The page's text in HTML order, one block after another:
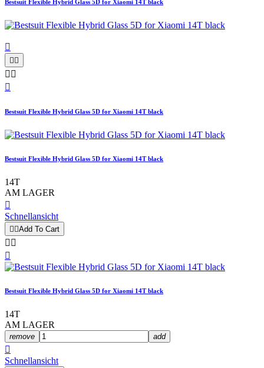
Bestsuit Flexible Hybrid Glass 5D for Xiaomi 14T black

 
 

Bestsuit Flexible Hybrid Glass 5D for Xiaomi 14T black
Bestsuit Flexible Hybrid Glass 5D for Xiaomi 14T black
14T
AM LAGER

Schnellansicht
Add To Cart
 

Bestsuit Flexible Hybrid Glass 5D for Xiaomi 14T black
14T
AM LAGER
remove add

Schnellansicht